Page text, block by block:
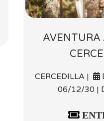
CERCEDILLA |
06/12/30 |